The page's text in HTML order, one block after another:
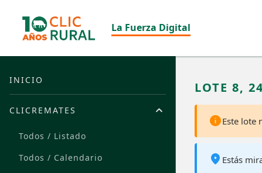
La Fuerza Digital
INICIO
CLICREMATES
Todos / Listado
Todos / Calendario
LOTE 8,
Este lote
Estás